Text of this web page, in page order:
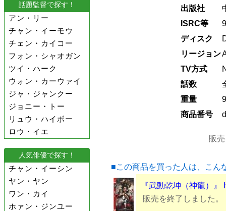
話題監督で探す！
アン・リー
チャン・イーモウ
チェン・カイコー
フォン・シャオガン
ツイ・ハーク
ウォン・カーウァイ
ジャ・ジャンクー
ジョニー・トー
リュウ・ハイボー
ロウ・イエ
人気俳優で探す！
チャン・イーシン
ヤン・ヤン
ワン・カイ
ホァン・ジンユー
出版社
ISRC等
ディスク
リージョン
TV方式
話数
重量
商品番号
販
■この商品を買った人は、こん
『武動乾坤（神龍）
販売を終了しました。